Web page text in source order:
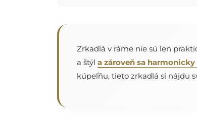
Zrkadlá v ráme nie sú len
a štýl a zároveň sa
kúpeľňu, tieto zrkadlá si nájdu